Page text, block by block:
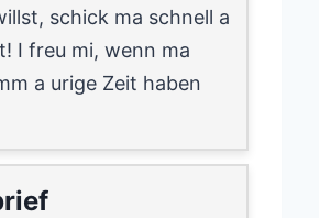
schick ma schnell a
I freu mi, wenn ma
a urige Zeit haben